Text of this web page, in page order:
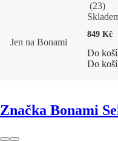
Jen na Bonami
(23)
849 Kč
Do
Do
Značka Bonami